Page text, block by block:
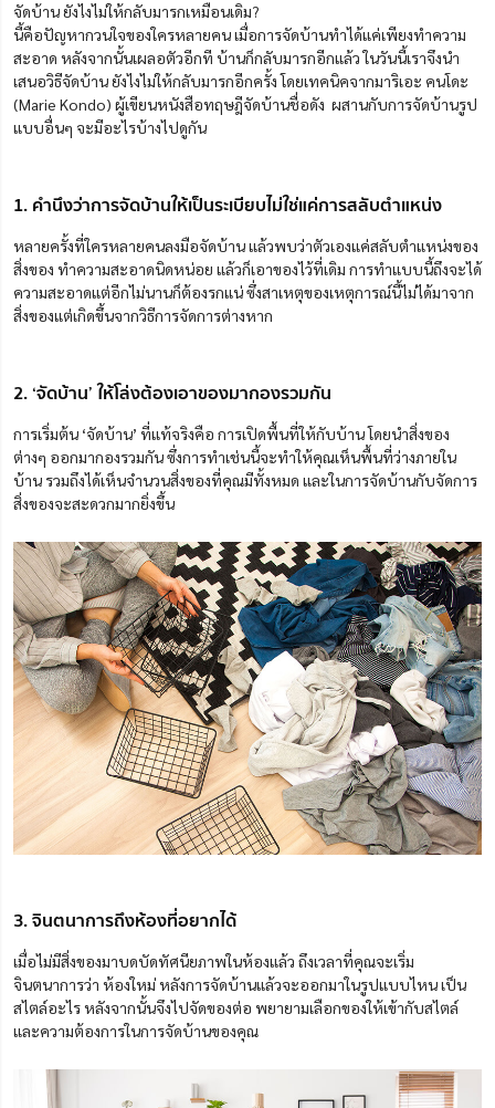
จัดบ้าน ยังไงไม่ให้กลับมารกเหมือนเดิม?
นี้คือปัญหากวนใจของใครหลายคน เมื่อการจัดบ้านทำได้แค่เพียงทำความ
สะอาด หลังจากนั้นเผลอตัวอีกที บ้านก็กลับมารกอีกแล้ว ในวันนี้เราจึงนำ
เสนอวิธีจัดบ้าน ยังไงไม่ให้กลับมารกอีกครั้ง โดยเทคนิคจากมาริเอะ คนโดะ
(Marie Kondo) ผู้เขียนหนังสือทฤษฎีจัดบ้านชื่อดัง ผสานกับการจัดบ้านรูป
แบบอื่นๆ จะมีอะไรบ้างไปดูกัน
1. คำนึงว่าการจัดบ้านให้เป็นระเบียบไม่ใช่แค่การสลับตำแหน่ง
หลายครั้งที่ใครหลายคนลงมือจัดบ้าน แล้วพบว่าตัวเองแค่สลับตำแหน่งของ
สิ่งของ ทำความสะอาดนิดหน่อย แล้วก็เอาของไว้ที่เดิม การทำแบบนี้ถึงจะได้
ความสะอาดแต่อีกไม่นานก็ต้องรกแน่ ซึ่งสาเหตุของเหตุการณ์นี้ไม่ได้มาจาก
สิ่งของแต่เกิดขึ้นจากวิธีการจัดการต่างหาก
2. ‘จัดบ้าน’ ให้โล่งต้องเอาของมากองรวมกัน
การเริ่มต้น ‘จัดบ้าน’ ที่แท้จริงคือ การเปิดพื้นที่ให้กับบ้าน โดยนำสิ่งของ
ต่างๆ ออกมากองรวมกัน ซึ่งการทำเช่นนี้จะทำให้คุณเห็นพื้นที่ว่างภายใน
บ้าน รวมถึงได้เห็นจำนวนสิ่งของที่คุณมีทั้งหมด และในการจัดบ้านกับจัดการ
สิ่งของจะสะดวกมากยิ่งขึ้น
3. จินตนาการถึงห้องที่อยากได้
เมื่อไม่มีสิ่งของมาบดบัดทัศนียภาพในห้องแล้ว ถึงเวลาที่คุณจะเริ่ม
จินตนาการว่า ห้องใหม่ หลังการจัดบ้านแล้วจะออกมาในรูปแบบไหน เป็น
สไตล์อะไร หลังจากนั้นจึงไปจัดของต่อ พยายามเลือกของให้เข้ากับสไตล์
และความต้องการในการจัดบ้านของคุณ